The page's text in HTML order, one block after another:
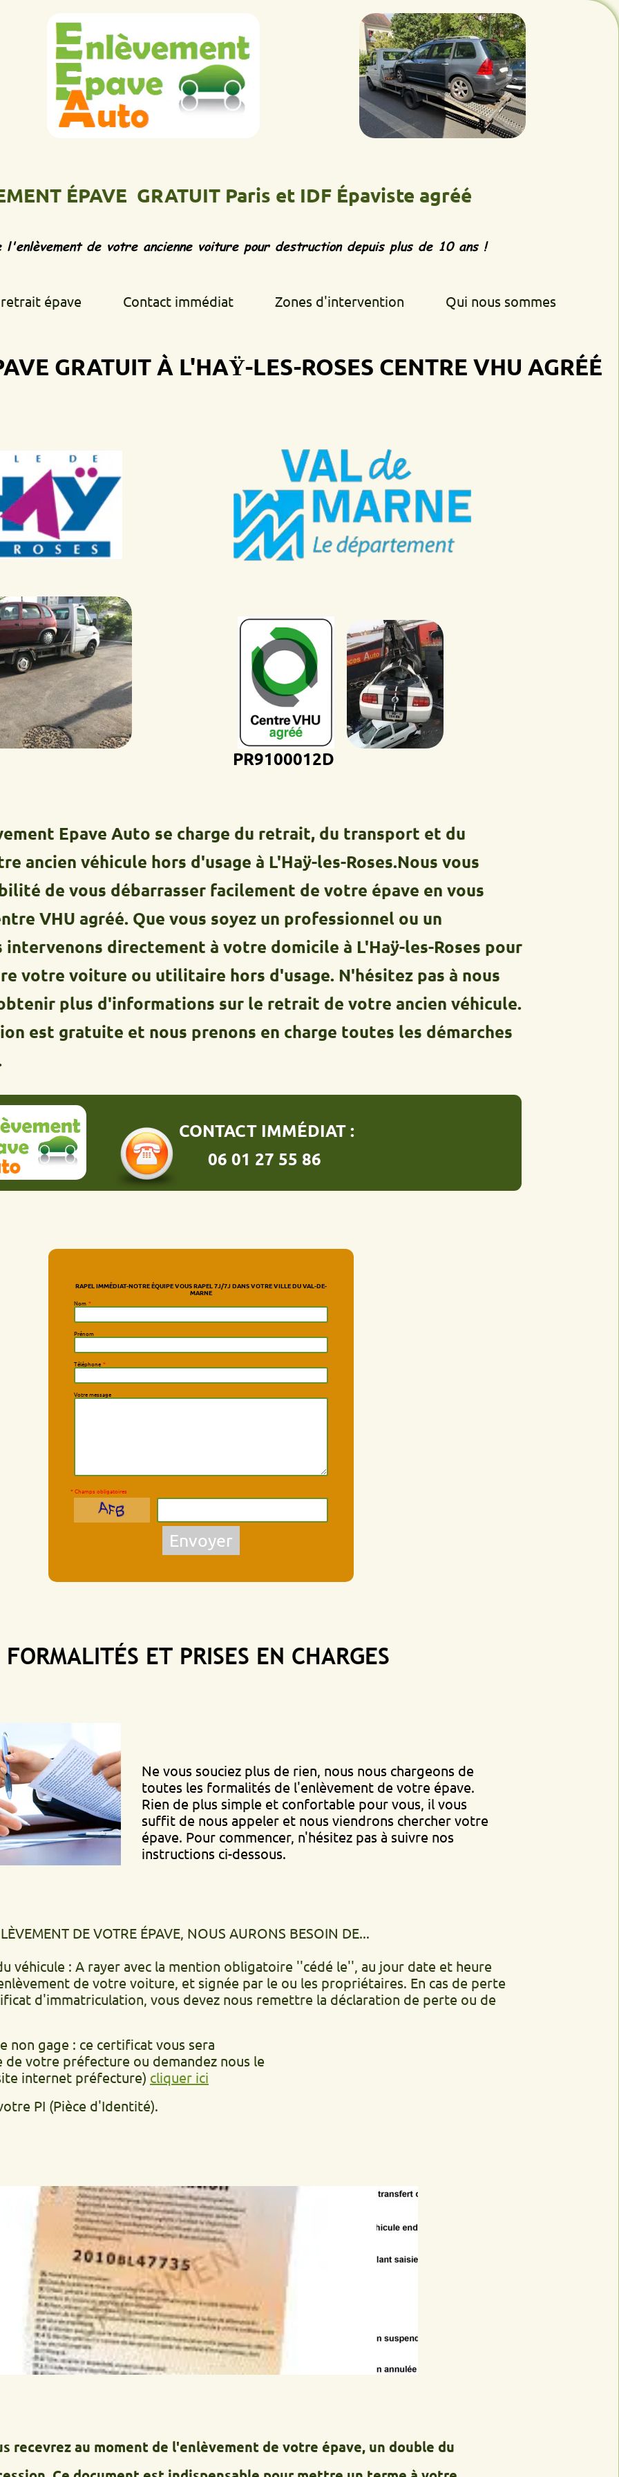
ÉPAVE GRATUIT Paris et IDFÉpaviste agréé
de votre ancienne voiture pour destruction depuis plus de 10 ans !
Contact immédiat Zones d'intervention Qui nous sommes
À L'HAŸ-LES-ROSESCENTRE VHU AGRÉÉ
PR9100012D
Epave Auto se charge du retrait, du transport et du
véhicule hors d'usage à L'Haÿ-les-Roses.Nous vous
vous débarrasser facilement de votre épave en vous
agréé. Que vous soyez un professionnel ou un
directement à votre domicile à L'Haÿ-les-Roses pour
voiture ou utilitaire hors d'usage. N'hésitez pas à nous
plus d'informations sur le retrait de votre ancien véhicule.
et nous prenons en charge toutes les démarches
CONTACT IMMÉDIAT :
06 01 27 55 86
RAPEL IMMÉDIAT-NOTRE ÉQUIPE VOUS RAPEL 7J/7J DANS VOTRE VILLE DU VAL-DE-
MARNE
* Champs obligatoires
Envoyer
ET PRISES EN CHARGES
Ne vous souciez plus de rien, nous nous chargeons de
toutes les formalités de l'enlèvement de votre épave.
Rien de plus simple et confortable pour vous, il vous
suffit de nous appeler et nous viendrons chercher votre
épave. Pour commencer, n'hésitez pas à suivre nos
instructions ci-dessous.
DE VOTRE ÉPAVE, NOUS AURONS BESOIN DE...
: A rayer avec la mention obligatoire ''cédé le'', au jour date et heure
de votre voiture, et signée par le ou les propriétaires. En cas de perte
vous devez nous remettre la déclaration de perte ou de
: ce certificat vous sera
préfecture ou demandez nous le
préfecture)cliquer ici
d'Identité).
au moment de l'enlèvement de votre épave, un double du